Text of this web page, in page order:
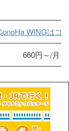
WINGはコ
660円～/月